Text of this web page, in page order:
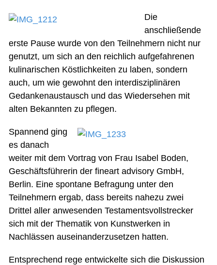
Die
anschließende
erste Pause wurde von den Teilnehmern nicht nur
genutzt, um sich an den reichlich aufgefahrenen
kulinarischen Köstlichkeiten zu laben, sondern
auch, um wie gewohnt den interdisziplinären
Gedankenaustausch und das Wiedersehen mit
alten Bekannten zu pflegen.
Spannend ging
es danach
weiter mit dem Vortrag von Frau Isabel Boden,
Geschäftsführerin der fineart advisory GmbH,
Berlin. Eine spontane Befragung unter den
Teilnehmern ergab, dass bereits nahezu zwei
Drittel aller anwesenden Testamentsvollstrecker
sich mit der Thematik von Kunstwerken in
Nachlässen auseinanderzusetzen hatten.
Entsprechend rege entwickelte sich die Diskussion